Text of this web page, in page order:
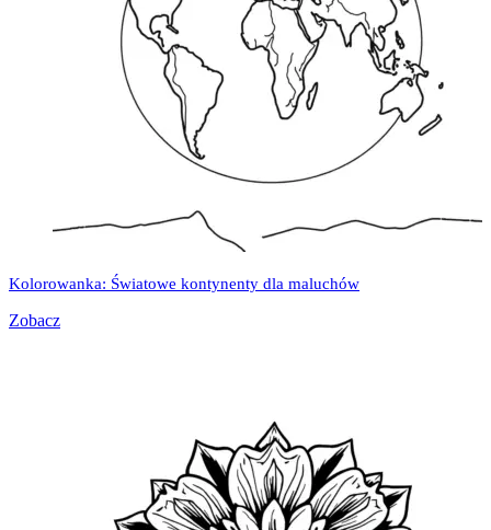
Kolorowanka: Światowe kontynenty dla maluchów
Zobacz